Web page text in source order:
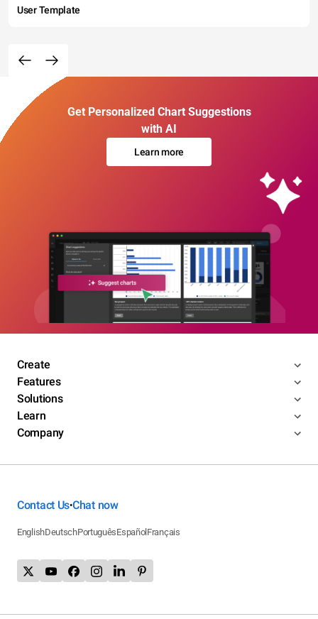
User Template
Get Personalized Chart Suggestions
with AI
Learn more
Create
Features
Solutions
Learn
Company
Contact Us•Chat now
EnglishDeutschPortuguêsEspañol Français